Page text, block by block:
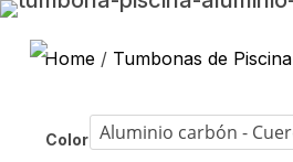
Home / Tumbonas de Piscina
Color